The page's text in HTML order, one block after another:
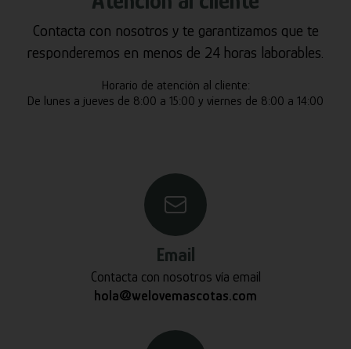
Contacta con nosotros y te garantizamos que te
responderemos en menos de 24 horas laborables.
Horario de atención al cliente:
De lunes a jueves de 8:00 a 15:00 y viernes de 8:00 a 14:00
Email
Contacta con nosotros vía email
hola@welovemascotas.com